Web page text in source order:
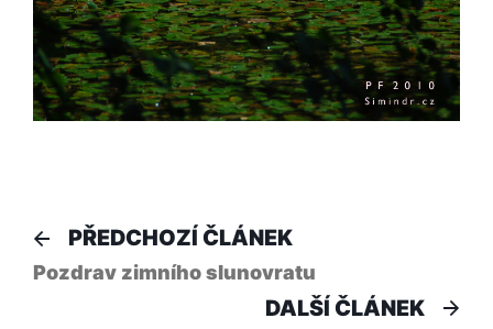
Navigace
pro
PŘEDCHOZÍ ČLÁNEKPředchozí
článek:
Pozdrav zimního slunovratu
DALŠÍ ČLÁNEK